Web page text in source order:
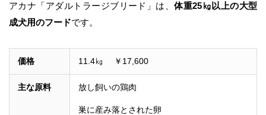
アカナ「アダルトラージブリード」は、体重25㎏以上の大型
成犬用のフードです。
価格 11.4㎏ ￥17,600
主な原料 放し飼いの鶏肉
巣に産み落とされた卵